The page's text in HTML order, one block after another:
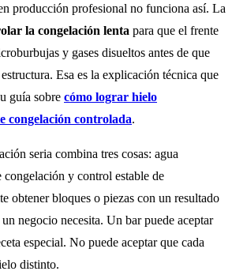
producción profesional no funciona así. La
la congelación lenta para que el frente
y gases disueltos antes de que
Esa es la explicación técnica que
guía sobre cómo lograr hielo
congelación controlada.
seria combina tres cosas: agua
y control estable de
obtener bloques o piezas con un resultado
negocio necesita. Un bar puede aceptar
especial. No puede aceptar que cada
distinto.